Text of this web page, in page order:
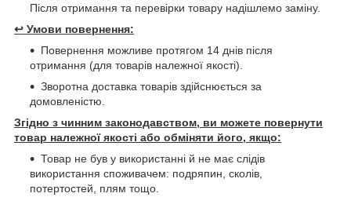
Після отримання та перевірки товару надішлемо заміну.
↩️ Умови повернення:
Повернення можливе протягом 14 днів після
отримання (для товарів належної якості).
Зворотна доставка товарів здійснюється за
домовленістю.
Згідно з чинним законодавством, ви можете повернути
товар належної якості або обміняти його, якщо:
Товар не був у використанні й не має слідів
використання споживачем: подряпин, сколів,
потертостей, плям тощо.